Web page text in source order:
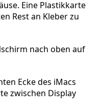
Eine Plastikkarte
Rest an Kleber zu
nach oben auf
Ecke des iMacs
zwischen Display